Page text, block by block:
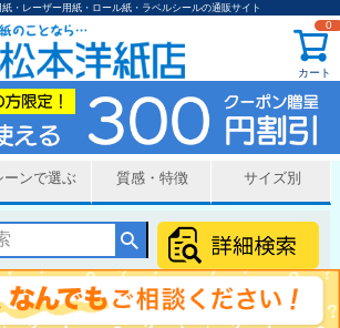
・レーザー用紙・ロール紙・ラベルシールの通販サイト
カート
0
ーンで選ぶ 質感・特徴 サイズ別